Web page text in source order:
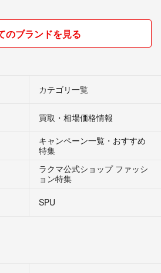
のブランドを見る
カテゴリ一覧
買取・相場価格情報
キャンペーン一覧・おすすめ
特集
ラクマ公式ショップ ファッシ
ョン特集
SPU